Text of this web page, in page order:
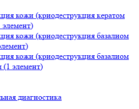
кожи (криодеструкция кератом
элемент)
кожи (криодеструкция базалиом
кожи (криодеструкция базалиом
элемент)
диагностика